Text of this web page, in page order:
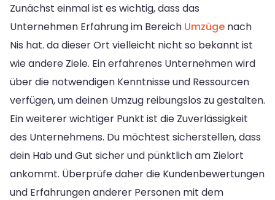
Zunächst einmal ist es wichtig, dass das
Unternehmen Erfahrung im Bereich Umzüge nach
Nis hat. da dieser Ort vielleicht nicht so bekannt ist
wie andere Ziele. Ein erfahrenes Unternehmen wird
über die notwendigen Kenntnisse und Ressourcen
verfügen, um deinen Umzug reibungslos zu gestalten.
Ein weiterer wichtiger Punkt ist die Zuverlässigkeit
des Unternehmens. Du möchtest sicherstellen, dass
dein Hab und Gut sicher und pünktlich am Zielort
ankommt. Überprüfe daher die Kundenbewertungen
und Erfahrungen anderer Personen mit dem